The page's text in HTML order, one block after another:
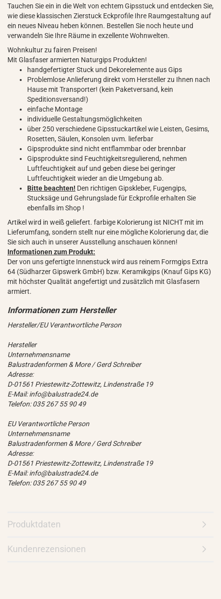
Tauchen Sie ein in die Welt von echtem Gipsstuck und entdecken Sie,
wie diese klassischen Zierstuck Eckprofile Ihre Raumgestaltung auf
ein neues Niveau heben können. Bestellen Sie noch heute und
verwandeln Sie Ihre Räume in exzellente Wohnwelten.
Wohnkultur zu fairen Preisen!
Mit Glasfaser armierten Naturgips Produkten!
handgefertigter Stuck und Dekorelemente aus Gips
Problemlose Anlieferung direkt vom Hersteller zu Ihnen nach
Hause mit Transporter! (kein Paketversand, kein
Speditionsversand!)
einfache Montage
individuelle Gestaltungsmöglichkeiten
über 250 verschiedene Gipsstuckartikel wie Leisten, Gesims,
Rosetten, Säulen, Konsolen uvm. lieferbar
Gipsprodukte sind nicht entflammbar oder brennbar
Gipsprodukte sind Feuchtigkeitsregulierend, nehmen
Luftfeuchtigkeit auf und geben diese bei geringer
Luftfeuchtigkeit wieder an die Umgebung ab.
Bitte beachten! Den richtigen Gipskleber, Fugengips,
Stucksäge und Gehrungslade für Eckprofile erhalten Sie
ebenfalls im Shop !
Artikel wird in weiß geliefert. farbige Kolorierung ist NICHT mit im
Lieferumfang, sondern stellt nur eine mögliche Kolorierung dar, die
Sie sich auch in unserer Ausstellung anschauen können!
Informationen zum Produkt:
Der von uns gefertigte Innenstuck wird aus reinem Formgips Extra
64 (Südharzer Gipswerk GmbH) bzw. Keramikgips (Knauf Gips KG)
mit höchster Qualität angefertigt und zusätzlich mit Glasfasern
armiert.
Hersteller/EU Verantwortliche Person
Hersteller
Unternehmensname
Balustradenformen & More / Gerd Schreiber
Adresse:
D-01561 Priestewitz-Zottewitz, Lindenstraße 19
E-Mail: info@balustrade24.de
Telefon: 035 267 55 90 49
EU Verantwortliche Person
Unternehmensname
Balustradenformen & More / Gerd Schreiber
Adresse:
D-01561 Priestewitz-Zottewitz, Lindenstraße 19
E-Mail: info@balustrade24.de
Telefon: 035 267 55 90 49
Produktdaten
Kundenrezensionen